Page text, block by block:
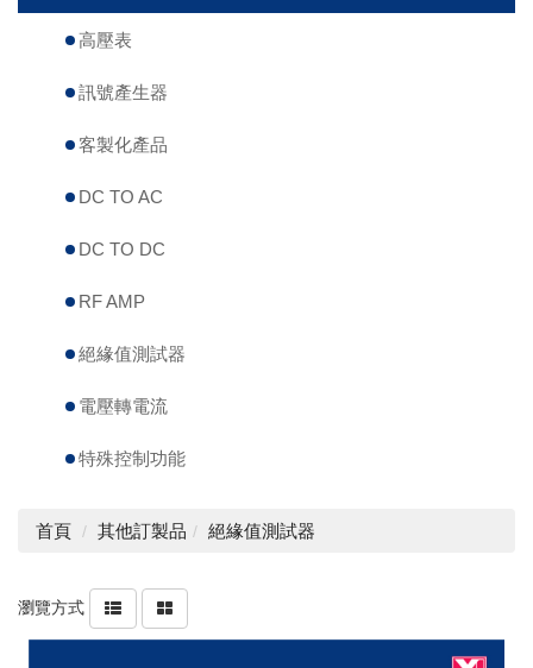
高壓表
訊號產生器
客製化產品
DC TO AC
DC TO DC
RF AMP
絕緣值測試器
電壓轉電流
特殊控制功能
首頁 其他訂製品 絕緣值測試器
瀏覽方式